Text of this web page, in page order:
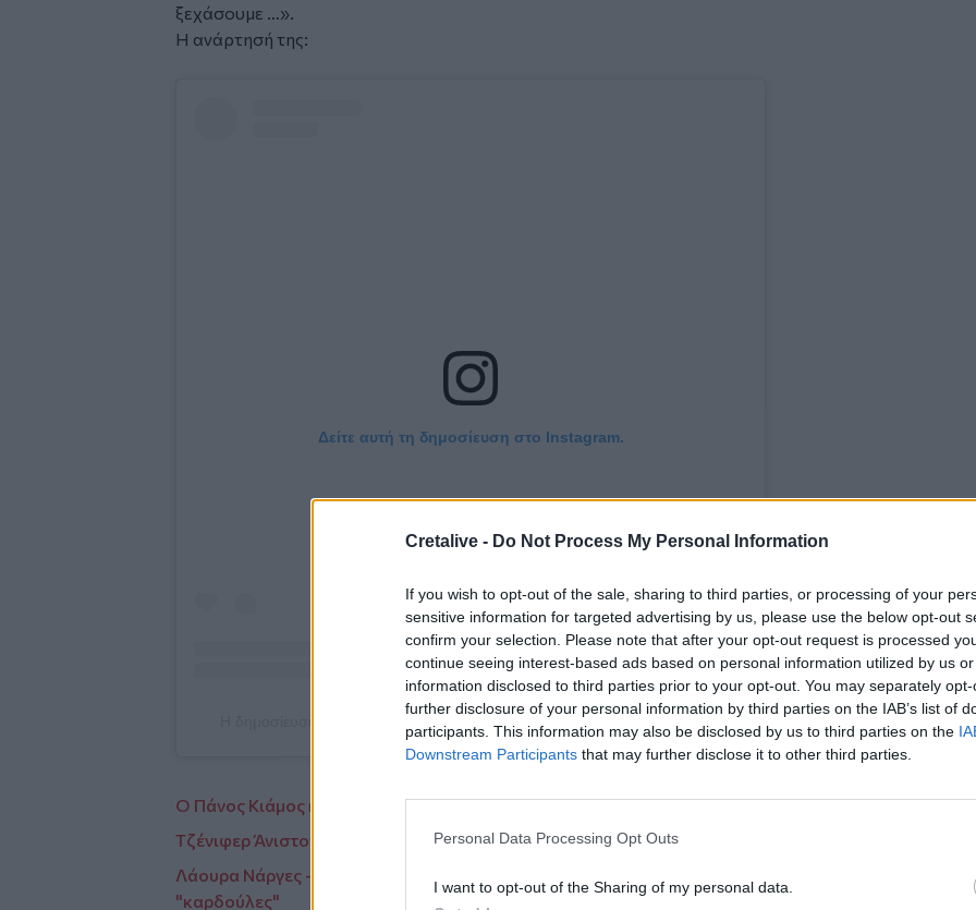
Cretalive - Do Not Process My Personal Information
If you wish to opt-out of the sale, sharing to third parties, or processing of your
sensitive information for targeted advertising by us, please use the below opt-out
confirm your selection. Please note that after your opt-out request is processed
continue seeing interest-based ads based on personal information utilized by us
information disclosed to third parties prior to your opt-out. You may separately
further disclosure of your personal information by third parties on the IAB’s list of
participants. This information may also be disclosed by us to third parties on the
Downstream Participants that may further disclose it to other third parties.
Personal Data Processing Opt Outs
I want to opt-out of the Sharing of my personal data.
ξεχάσουμε …».
Η ανάρτησή της:
Δείτε αυτή τη δημοσίευση στο Instagram.
Η δημοσίευση κοινοποιήθηκε από το χρήστη filareti (@filareti_komninou)
Ο Πάνος Κιάμος και οι συνεργάτες του συμμετέχουν στην «αλυσίδα αγάπης»!
Τζένιφερ Άνιστον - Ντέιβιντ Σουίμερ: Οργιάζουν οι φήμες, που τους θέλουν μαζί
Λάουρα Νάργες - Χρήστος Σαντικάι: Το ζευγάρι που έχει γεμίσει το instagram με
"καρδούλες"